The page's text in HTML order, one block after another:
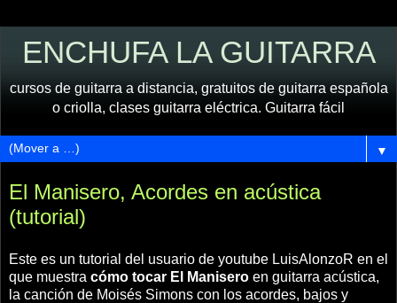
ENCHUFA LA GUITARRA
cursos de guitarra a distancia, gratuitos de guitarra española
o criolla, clases guitarra eléctrica. Guitarra fácil
▼
El Manisero, Acordes en acústica
(tutorial)
Este es un tutorial del usuario de youtube LuisAlonzoR en el
que muestra cómo tocar El Manisero en guitarra acústica,
la canción de Moisés Simons con los acordes, bajos y